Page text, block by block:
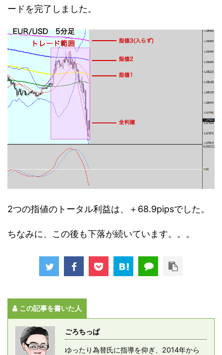
ードを完了しました。
2つの指値のトータル利益は、＋68.9pipsでした。
ちなみに、この後も下落が続いています。。。
この記事を書いた人
ごろちっぱ
ゆったり為替氏に指導を仰ぎ、2014年から